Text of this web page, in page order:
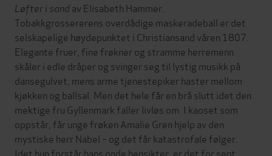
Løfter i sandav Elisabeth Hammer.
Tobakkgrossererens overdådige maskeradeball er det
selskapelige høydepunktet i Christiansand våren 1807.
Elegante fruer, fine frøkner og stramme herremenn
skåler i edle dråper og svinger seg til lystig musikk på
dansegulvet, mens arme tjenestepiker haster mellom
kjøkken og ballsal. Men det hele får en brå slutt idet den
mektige fru Gyllenmark faller livløs om. I kaoset som
oppstår, får unge frøken Amalie Gren hjelp av den
mystiske herr Nabel – og det får katastrofale følger.
Idet hun forstår hans onde hensikter, er det for sent.